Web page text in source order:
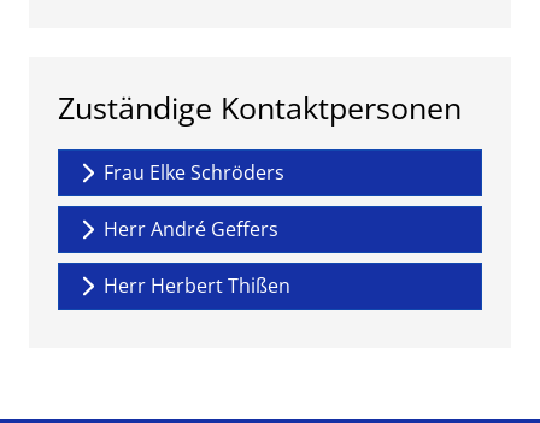
Zuständige Kontaktpersonen
Frau Elke Schröders
Herr André Geffers
Herr Herbert Thißen